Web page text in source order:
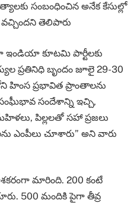
సంబంధించిన అనేక కేసుల్లో
తెలిపారు
ఇండియా కూటమి పార్టీలకు
ప్రతినిధి బృందం జూలై 29-30
హింస ప్రభావిత ప్రాంతాలను
సంఘీభావ సందేశాన్ని ఇచ్చి,
పిల్లలతో సహా ప్రజలు
ఎంపీలు చూశారు” అని వారు
మారింది. 200 కంటే
500 మందికి పైగా తీవ్ర